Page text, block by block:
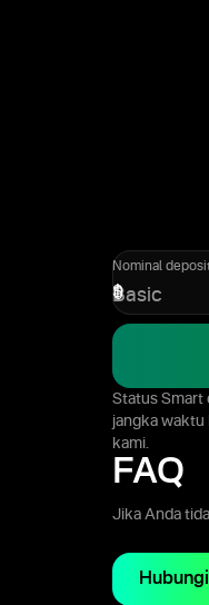
Nominal
$
Basic
Status Smart
jangka waktu
kami.
FAQ
Jika Anda